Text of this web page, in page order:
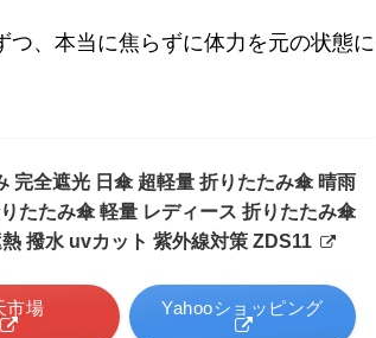
、本当に焦らずに体力を元の状態に
全遮光 日傘 超軽量 折りたたみ傘 晴雨
たたみ傘 軽量 レディース 折りたたみ傘
撥水 uvカット 紫外線対策 ZDS11
市場 Yahooショッピング